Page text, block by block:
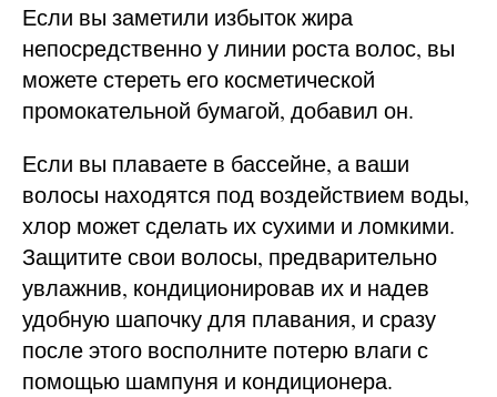
Если вы заметили избыток жира
непосредственно у линии роста волос, вы
можете стереть его косметической
промокательной бумагой, добавил он.
Если вы плаваете в бассейне, а ваши
волосы находятся под воздействием воды,
хлор может сделать их сухими и ломкими.
Защитите свои волосы, предварительно
увлажнив, кондиционировав их и надев
удобную шапочку для плавания, и сразу
после этого восполните потерю влаги с
помощью шампуня и кондиционера.